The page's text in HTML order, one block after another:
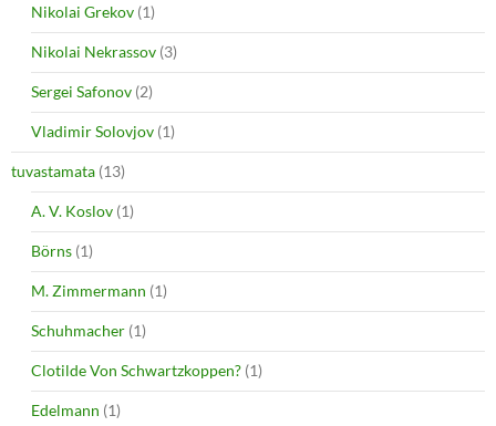
Nikolai Grekov (1)
Nikolai Nekrassov (3)
Sergei Safonov (2)
Vladimir Solovjov (1)
tuvastamata (13)
A. V. Koslov (1)
Börns (1)
M. Zimmermann (1)
Schuhmacher (1)
Clotilde Von Schwartzkoppen? (1)
Edelmann (1)